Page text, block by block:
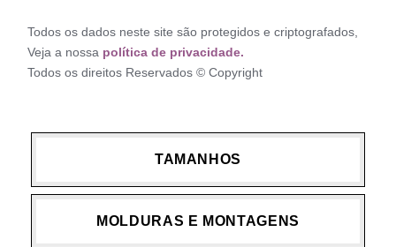
Todos os dados neste site são protegidos e criptografados,
Veja a nossa política de privacidade.
Todos os direitos Reservados © Copyright
TAMANHOS
MOLDURAS E MONTAGENS